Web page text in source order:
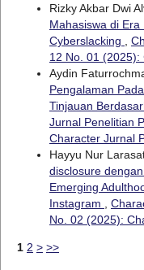
Rizky Akbar Dwi
Mahasiswa di
Cyberslacking
12 No. 01 (2025):
Aydin
Pengalaman
Tinjauan
Jurnal Penelitian
Character Jurnal
Hayyu Nur
disclosure
Emerging
Instagram
No. 02 (2025):
1 2 > >>